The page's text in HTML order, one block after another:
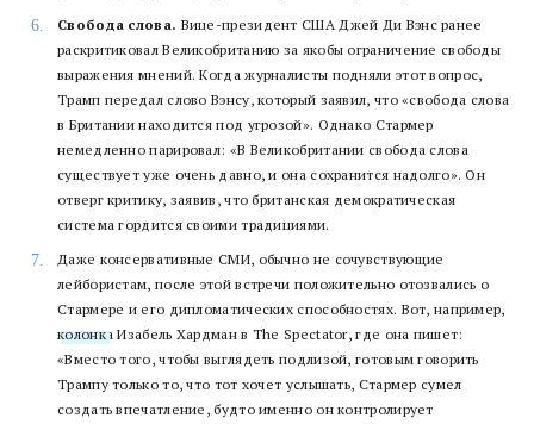
Свобода слова. Вице-президент США Джей Ди Вэнс ранее
раскритиковал Великобританию за якобы ограничение свободы
выражения мнений. Когда журналисты подняли этот вопрос,
Трамп передал слово Вэнсу, который заявил, что «свобода слова
в Британии находится под угрозой». Однако Стармер
немедленно парировал: «В Великобритании свобода слова
существует уже очень давно, и она сохранится надолго». Он
отверг критику, заявив, что британская демократическая
система гордится своими традициями.
Даже консервативные СМИ, обычно не сочувствующие
лейбористам, после этой встречи положительно отозвались о
Стармере и его дипломатических способностях. Вот, например,
колонка Изабель Хардман в The Spectator, где она пишет:
«Вместо того, чтобы выглядеть подлизой, готовым говорить
Трампу только то, что тот хочет услышать, Стармер сумел
создать впечатление, будто именно он контролирует